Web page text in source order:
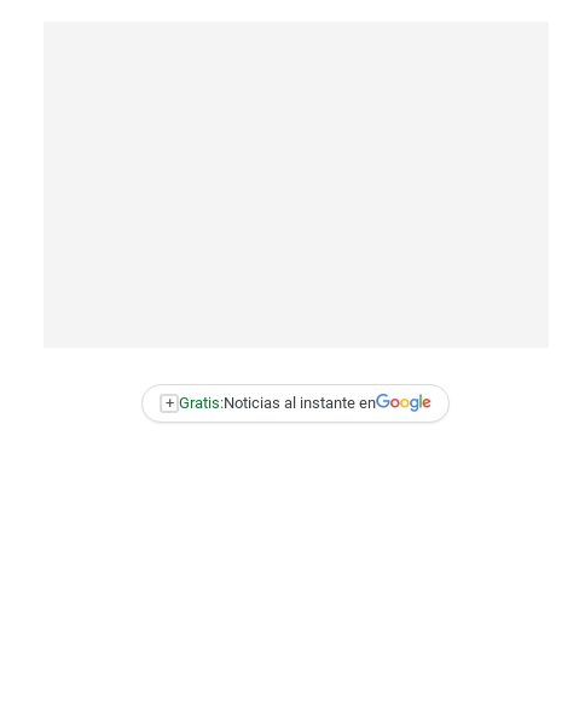
+ Gratis:Noticias al instante en